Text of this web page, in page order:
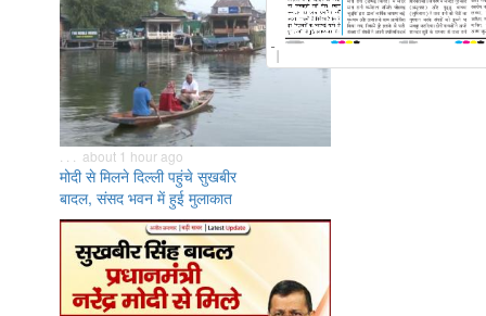
. . . about 1 hour ago
मोदी से मिलने दिल्ली पहुंचे सुखबीर
बादल, संसद भवन में हुई मुलाकात